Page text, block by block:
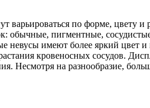
варьироваться по форме, цвету
обычные, пигментные,
невусы имеют более яркий
кровеносных сосудов.
Несмотря на разнообразие,